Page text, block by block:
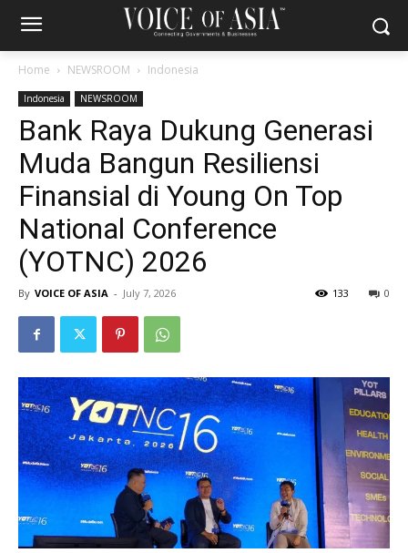
Home NEWSROOM Indonesia
Indonesia NEWSROOM
Bank Raya Dukung Generasi
Muda Bangun Resiliensi
Finansial di Young On Top
National Conference
(YOTNC) 2026
By VOICE OF ASIA - July 7, 2026 0
133